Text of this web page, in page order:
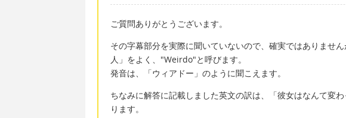
ご質問ありがとうございます。
その字幕部分を実際に聞いていないので、確実ではありませ
人」をよく、"Weirdo"と呼びます。
発音は、「ウィアドー」のように聞こえます。
ちなみに解答に記載しました英文の訳は、「彼女はなんて変
ります。